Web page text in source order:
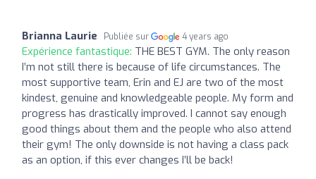
Brianna Laurie Publiée sur 4 years ago
Expérience fantastique: THE BEST GYM. The only reason
I’m not still there is because of life circumstances. The
most supportive team, Erin and EJ are two of the most
kindest, genuine and knowledgeable people. My form and
progress has drastically improved. I cannot say enough
good things about them and the people who also attend
their gym! The only downside is not having a class pack
as an option, if this ever changes I’ll be back!